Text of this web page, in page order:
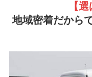
【
地域密着だから